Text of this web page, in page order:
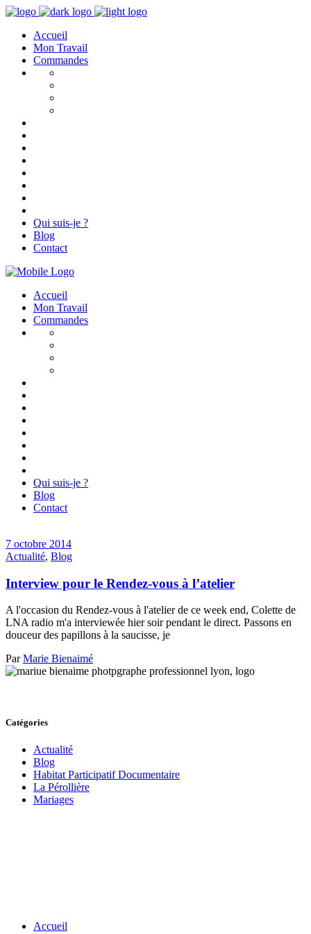
Accueil
Mon Travail
Commandes
Qui suis-je ?
Blog
Contact
Accueil
Mon Travail
Commandes
Qui suis-je ?
Blog
Contact
7 octobre 2014
Actualité, Blog
Interview pour le Rendez-vous à l’atelier
A l'occasion du Rendez-vous à l'atelier de ce week end, Colette de
LNA radio m'a interviewée hier soir pendant le direct. Passons en
douceur des papillons à la saucisse, je
ParMarie Bienaimé
Catégories
Actualité
Blog
Habitat Participatif Documentaire
La Pérollière
Mariages
Accueil